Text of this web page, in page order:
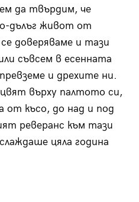
да твърдим, че
дълъг живот от
доверявамe и тази
съвсем в есенната
и дрехите ни.
върху палтото си,
от късо, до над и под
реверанс към тази
цяла година